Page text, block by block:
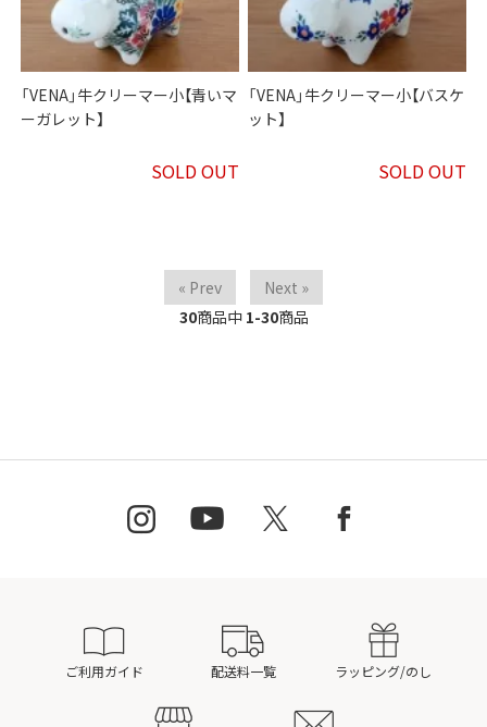
「VENA」牛クリーマー小【青いマ
ーガレット】
SOLD OUT
「VENA」牛クリーマー小【バスケ
ット】
SOLD OUT
« Prev
Next »
30商品中 1-30商品
ご利用ガイド 配送料一覧 ラッピング/のし